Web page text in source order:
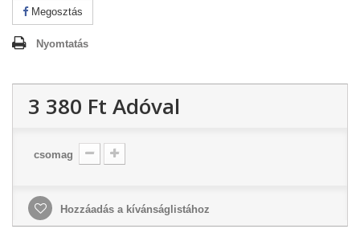
Megosztás
Nyomtatás
3 380 Ft‎ Adóval
csomag
Hozzáadás a kívánságlistához